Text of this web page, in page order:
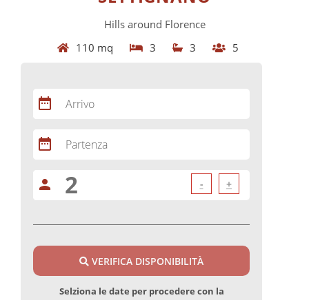
Hills around Florence
110 mq
3 3 5
date_range Arrivo
date_range Partenza
person - +
VERIFICA DISPONIBILITÀ
Selziona le date per procedere con la